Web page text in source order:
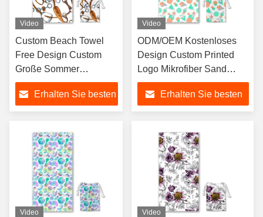
Video
Custom Beach Towel
Free Design Custom
Große Sommer
Mikrofiber Strand
Handtücher Schnell
trocknen Schnell
Erhalten Sie besten
Video
ODM/OEM Kostenloses
Design Custom Printed
Logo Mikrofiber Sand
Custom Strandhandtuch
Super Absorptiv schnell
trocknen Weiches
Erhalten Sie besten
Video Video